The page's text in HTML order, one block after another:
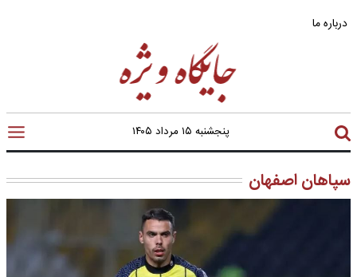
درباره ما
پنجشنبه ۱۵ مرداد ۱۴۰۵
سپاهان اصفهان